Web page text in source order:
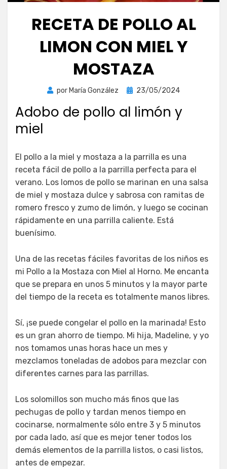
RECETA DE POLLO AL
LIMON CON MIEL Y
MOSTAZA
por María González
Publicada
23/05/2024
Adobo de pollo al limón y
miel
El pollo a la miel y mostaza a la parrilla es una
receta fácil de pollo a la parrilla perfecta para el
verano. Los lomos de pollo se marinan en una salsa
de miel y mostaza dulce y sabrosa con ramitas de
romero fresco y zumo de limón, y luego se cocinan
rápidamente en una parrilla caliente. Está
buenísimo.
Una de las recetas fáciles favoritas de los niños es
mi Pollo a la Mostaza con Miel al Horno. Me encanta
que se prepara en unos 5 minutos y la mayor parte
del tiempo de la receta es totalmente manos libres.
Sí, ¡se puede congelar el pollo en la marinada! Esto
es un gran ahorro de tiempo. Mi hija, Madeline, y yo
nos tomamos unas horas hace un mes y
mezclamos toneladas de adobos para mezclar con
diferentes carnes para las parrillas.
Los solomillos son mucho más finos que las
pechugas de pollo y tardan menos tiempo en
cocinarse, normalmente sólo entre 3 y 5 minutos
por cada lado, así que es mejor tener todos los
demás elementos de la parrilla listos, o casi listos,
antes de empezar.